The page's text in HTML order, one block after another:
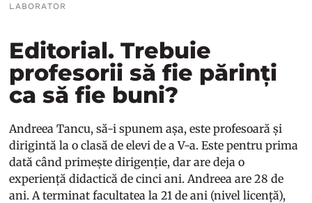
LABORATOR
Editorial. Trebuie
profesorii să fie părinți
ca să fie buni?
Andreea Tancu, să-i spunem așa, este profesoară și
dirigintă la o clasă de elevi de a V-a. Este pentru prima
dată când primește dirigenție, dar are deja o
experiență didactică de cinci ani. Andreea are 28 de
ani. A terminat facultatea la 21 de ani (nivel licență),